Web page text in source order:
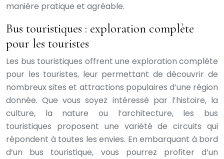
manière pratique et agréable.
Bus touristiques : exploration complète
pour les touristes
Les bus touristiques offrent une exploration complète
pour les touristes, leur permettant de découvrir de
nombreux sites et attractions populaires d’une région
donnée. Que vous soyez intéressé par l’histoire, la
culture, la nature ou l’architecture, les bus
touristiques proposent une variété de circuits qui
répondent à toutes les envies. En embarquant à bord
d’un bus touristique, vous pourrez profiter d’un